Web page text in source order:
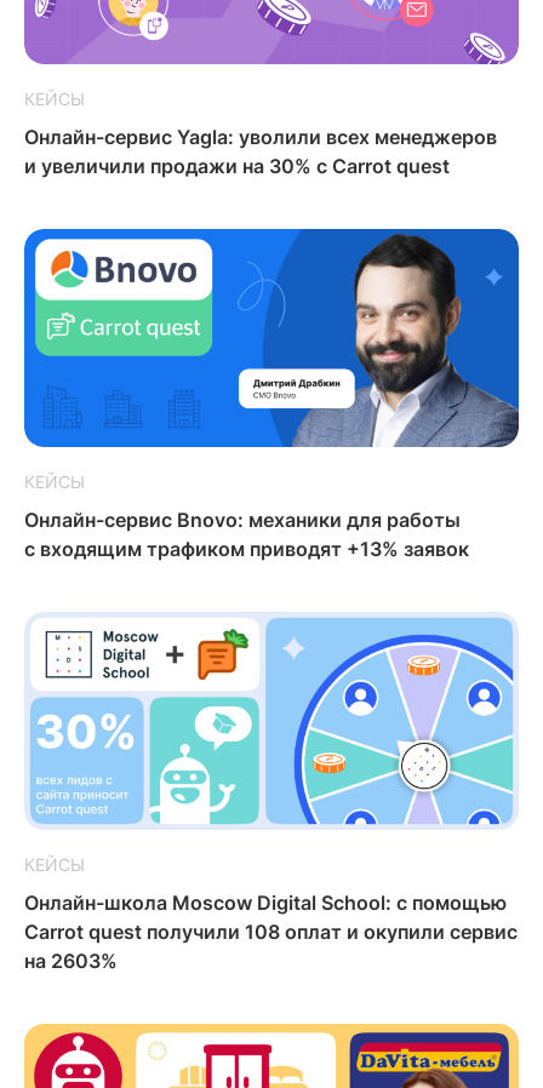
КЕЙСЫ
Онлайн-сервис Yagla: уволили всех менеджеров
и увеличили продажи на 30% с Carrot quest
КЕЙСЫ
Онлайн-сервис Bnovo: механики для работы
с входящим трафиком приводят +13% заявок
КЕЙСЫ
Онлайн-школа Moscow Digital School: с помощью
Carrot quest получили 108 оплат и окупили сервис
на 2603%